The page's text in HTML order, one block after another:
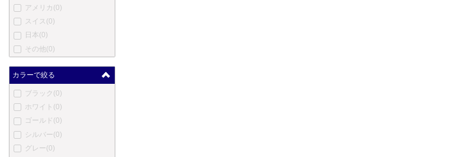
コンウェイ・スチュワート
(0)
ダンヒル
エバーシャープ
セーラー(0)
パイロット
プラチナ (0)
カトウセイサクショ
丸善(0)
中屋万年筆(0)
酒井栄助(0)
アメリカ (0)
スイス (0)
日本(0)
その他(0)
カラーで絞る
ブラック (0)
ホワイト (0)
ゴールド (0)
シルバー(0)
グレー(0)